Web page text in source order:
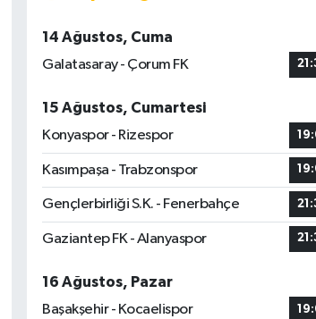
14 Ağustos, Cuma
Galatasaray - Çorum FK
15 Ağustos, Cumartesi
Konyaspor - Rizespor
Kasımpaşa - Trabzonspor
Gençlerbirliği S.K. - Fenerbahçe
Gaziantep FK - Alanyaspor
16 Ağustos, Pazar
Başakşehir - Kocaelispor